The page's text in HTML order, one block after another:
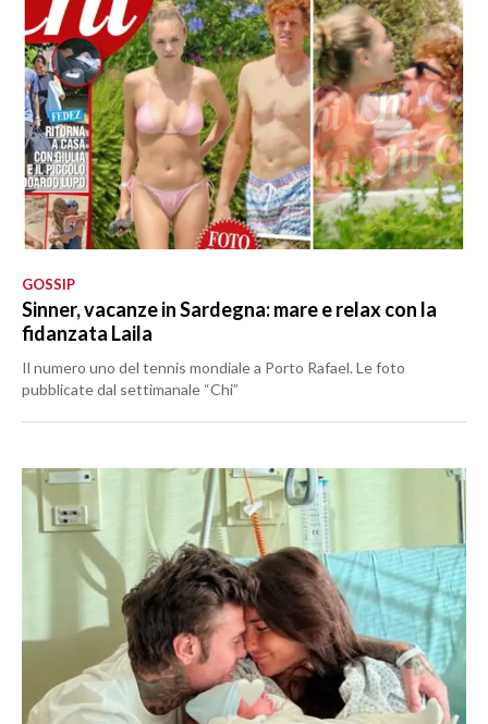
GOSSIP
Sinner, vacanze in Sardegna: mare e relax con la
fidanzata Laila
Il numero uno del tennis mondiale a Porto Rafael. Le foto
pubblicate dal settimanale “Chi”